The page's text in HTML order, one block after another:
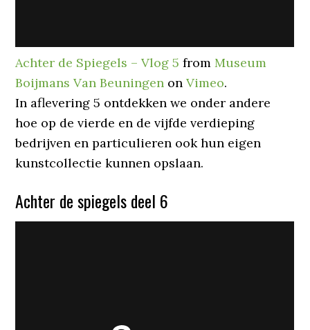
Achter de Spiegels – Vlog 5 fromMuseum
Boijmans Van Beuningen onVimeo.
In aflevering 5 ontdekken we onder andere
hoe op de vierde en de vijfde verdieping
bedrijven en particulieren ook hun eigen
kunstcollectie kunnen opslaan.
Achter de spiegels deel 6